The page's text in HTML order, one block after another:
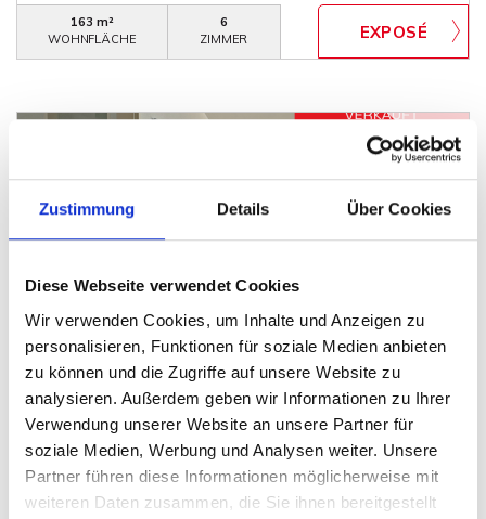
Zustimmung Details Über Cookies
Diese Webseite verwendet Cookies
Wir verwenden Cookies, um Inhalte und Anzeigen zu
personalisieren, Funktionen für soziale Medien anbieten
zu können und die Zugriffe auf unsere Website zu
analysieren. Außerdem geben wir Informationen zu Ihrer
Verwendung unserer Website an unsere Partner für
soziale Medien, Werbung und Analysen weiter. Unsere
Partner führen diese Informationen möglicherweise mit
weiteren Daten zusammen, die Sie ihnen bereitgestellt
163 m²
WOHNFLÄCHE
6
ZIMMER
VERKAUFT
Bereits verkauft! Eigentumswohnung mit
architektonischem Pfiff, in zentraler Lage von
Bückeburg
Wohnung
WOHNFLÄCHE
ZIMMER